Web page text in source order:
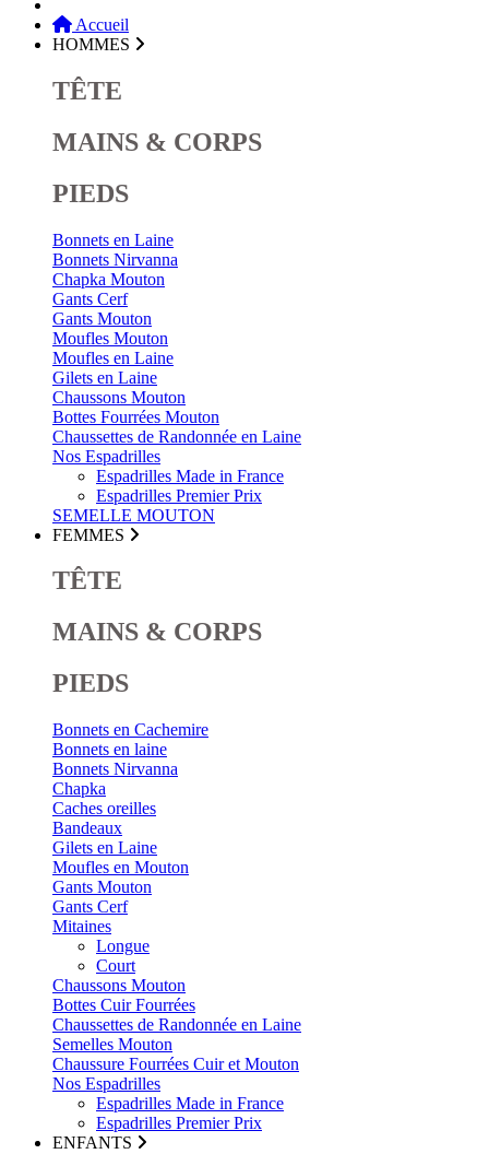
Accueil
HOMMES
TÊTE
MAINS & CORPS
PIEDS
Bonnets en Laine
Bonnets Nirvanna
Chapka Mouton
Gants Cerf
Gants Mouton
Moufles Mouton
Moufles en Laine
Gilets en Laine
Chaussons Mouton
Bottes Fourrées Mouton
Chaussettes de Randonnée en Laine
Nos Espadrilles
Espadrilles Made in France
Espadrilles Premier Prix
SEMELLE MOUTON
FEMMES
TÊTE
MAINS & CORPS
PIEDS
Bonnets en Cachemire
Bonnets en laine
Bonnets Nirvanna
Chapka
Caches oreilles
Bandeaux
Gilets en Laine
Moufles en Mouton
Gants Mouton
Gants Cerf
Mitaines
Longue
Court
Chaussons Mouton
Bottes Cuir Fourrées
Chaussettes de Randonnée en Laine
Semelles Mouton
Chaussure Fourrées Cuir et Mouton
Nos Espadrilles
Espadrilles Made in France
Espadrilles Premier Prix
ENFANTS